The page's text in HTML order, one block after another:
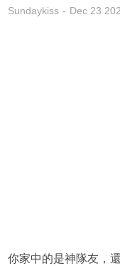
Sundaykiss Dec 23
你家中的是神隊友，